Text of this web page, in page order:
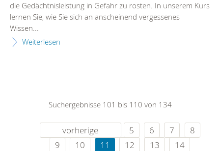
die Gedächtnisleistung in Gefahr zu rosten. In unserem Kurs
lernen Sie, wie Sie sich an anscheinend vergessenes
Wissen...
Weiterlesen
Suchergebnisse 101 bis 110 von 134
vorherige 5 6 7
8
9
10 11 12 13 14